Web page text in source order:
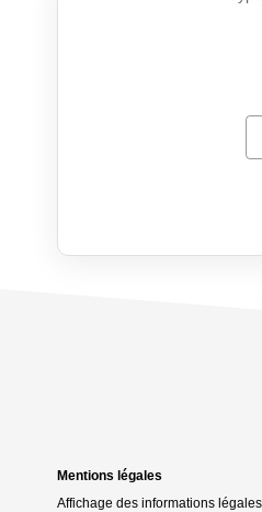
Mentions légales
Affichage des informations